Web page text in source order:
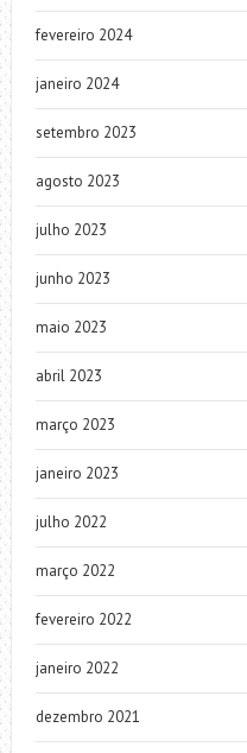
fevereiro 2024
janeiro 2024
setembro 2023
agosto 2023
julho 2023
junho 2023
maio 2023
abril 2023
março 2023
janeiro 2023
julho 2022
março 2022
fevereiro 2022
janeiro 2022
dezembro 2021